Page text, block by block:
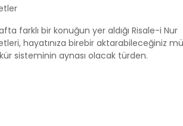
farklı bir konuğun yer aldığı Risale-i Nur
hayatınıza birebir aktarabileceğiniz
sisteminin aynası olacak türden.
- 04
HİDAYET MEKTEBİ /
Esma-ül
Hüsna